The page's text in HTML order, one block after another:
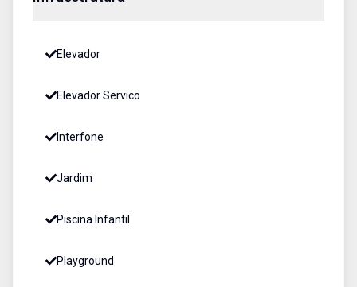
Elevador
Elevador Servico
Interfone
Jardim
Piscina Infantil
Playground